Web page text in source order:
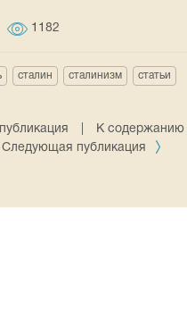
1182
сталин сталинизм статьи
К содержанию
Следующая публикация